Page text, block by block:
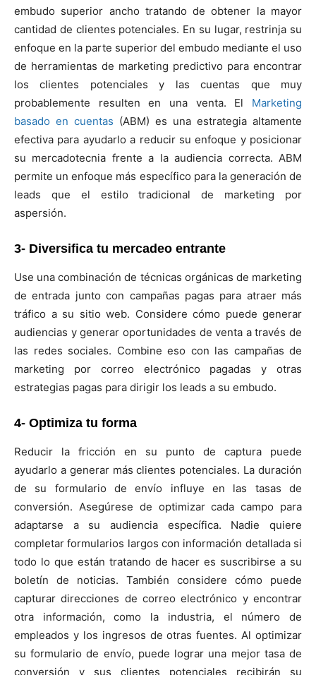
embudo superior ancho tratando de obtener la mayor
cantidad de clientes potenciales. En su lugar, restrinja su
enfoque en la parte superior del embudo mediante el uso
de herramientas de marketing predictivo para encontrar
los clientes potenciales y las cuentas que muy
probablemente resulten en una venta. El Marketing
basado en cuentas (ABM) es una estrategia altamente
efectiva para ayudarlo a reducir su enfoque y posicionar
su mercadotecnia frente a la audiencia correcta. ABM
permite un enfoque más específico para la generación de
leads que el estilo tradicional de marketing por
aspersión.
3- Diversifica tu mercadeo entrante
Use una combinación de técnicas orgánicas de marketing
de entrada junto con campañas pagas para atraer más
tráfico a su sitio web. Considere cómo puede generar
audiencias y generar oportunidades de venta a través de
las redes sociales. Combine eso con las campañas de
marketing por correo electrónico pagadas y otras
estrategias pagas para dirigir los leads a su embudo.
4- Optimiza tu forma
Reducir la fricción en su punto de captura puede
ayudarlo a generar más clientes potenciales. La duración
de su formulario de envío influye en las tasas de
conversión. Asegúrese de optimizar cada campo para
adaptarse a su audiencia específica. Nadie quiere
completar formularios largos con información detallada si
todo lo que están tratando de hacer es suscribirse a su
boletín de noticias. También considere cómo puede
capturar direcciones de correo electrónico y encontrar
otra información, como la industria, el número de
empleados y los ingresos de otras fuentes. Al optimizar
su formulario de envío, puede lograr una mejor tasa de
conversión y sus clientes potenciales recibirán su